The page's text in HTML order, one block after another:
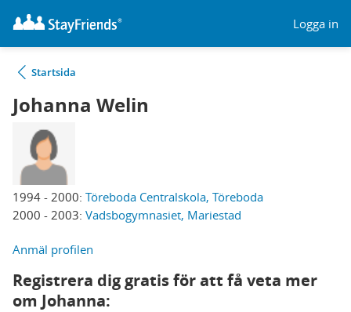
Logga in
Startsida
Johanna Welin
1994 - 2000: Töreboda Centralskola, Töreboda
2000 - 2003: Vadsbogymnasiet, Mariestad
Anmäl profilen
Registrera dig gratis för att få veta mer
om Johanna: